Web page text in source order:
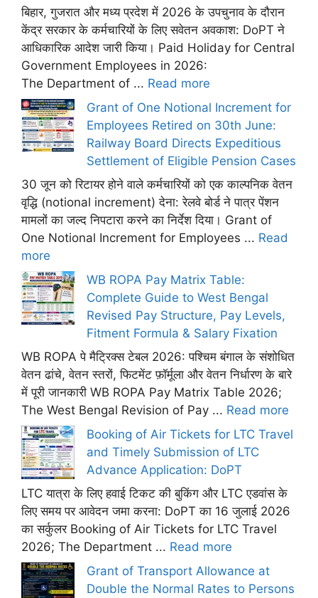
बिहार, गुजरात और मध्य प्रदेश में 2026 के उपचुनाव के दौरान
केंद्र सरकार के कर्मचारियों के लिए सवेतन अवकाश: DoPT ने
आधिकारिक आदेश जारी किया। Paid Holiday for Central
Government Employees in 2026:
The Department of ... Read more
Grant of One Notional Increment for
Employees Retired on 30th June:
Railway Board Directs Expeditious
Settlement of Eligible Pension Cases
30 जून को रिटायर होने वाले कर्मचारियों को एक काल्पनिक वेतन
वृद्धि (notional increment) देना: रेलवे बोर्ड ने पात्र पेंशन
मामलों का जल्द निपटारा करने का निर्देश दिया। Grant of
One Notional Increment for Employees ... Read
more
WB ROPA Pay Matrix Table:
Complete Guide to West Bengal
Revised Pay Structure, Pay Levels,
Fitment Formula & Salary Fixation
WB ROPA पे मैट्रिक्स टेबल 2026: पश्चिम बंगाल के संशोधित
वेतन ढांचे, वेतन स्तरों, फिटमेंट फ़ॉर्मूला और वेतन निर्धारण के बारे
में पूरी जानकारी WB ROPA Pay Matrix Table 2026;
The West Bengal Revision of Pay ... Read more
Booking of Air Tickets for LTC Travel
and Timely Submission of LTC
Advance Application: DoPT
LTC यात्रा के लिए हवाई टिकट की बुकिंग और LTC एडवांस के
लिए समय पर आवेदन जमा करना: DoPT का 16 जुलाई 2026
का सर्कुलर Booking of Air Tickets for LTC Travel
2026; The Department ... Read more
Grant of Transport Allowance at
Double the Normal Rates to Persons